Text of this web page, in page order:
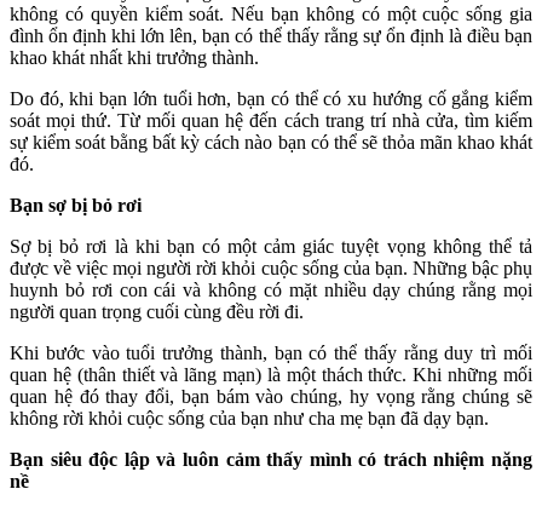
không có quyền kiểm soát. Nếu bạn không có một cuộc sống gia
đình ổn định khi lớn lên, bạn có thể thấy rằng sự ổn định là điều bạn
khao khát nhất khi trưởng thành.
Do đó, khi bạn lớn tuổi hơn, bạn có thể có xu hướng cố gắng kiểm
soát mọi thứ. Từ mối quan hệ đến cách trang trí nhà cửa, tìm kiếm
sự kiểm soát bằng bất kỳ cách nào bạn có thể sẽ thỏa mãn khao khát
đó.
Bạn sợ bị bỏ rơi
Sợ bị bỏ rơi là khi bạn có một cảm giác tuyệt vọng không thể tả
được về việc mọi người rời khỏi cuộc sống của bạn. Những bậc phụ
huynh bỏ rơi con cái và không có mặt nhiều dạy chúng rằng mọi
người quan trọng cuối cùng đều rời đi.
Khi bước vào tuổi trưởng thành, bạn có thể thấy rằng duy trì mối
quan hệ (thân thiết và lãng mạn) là một thách thức. Khi những mối
quan hệ đó thay đổi, bạn bám vào chúng, hy vọng rằng chúng sẽ
không rời khỏi cuộc sống của bạn như cha mẹ bạn đã dạy bạn.
Bạn siêu độc lập và luôn cảm thấy mình có trách nhiệm nặng
nề